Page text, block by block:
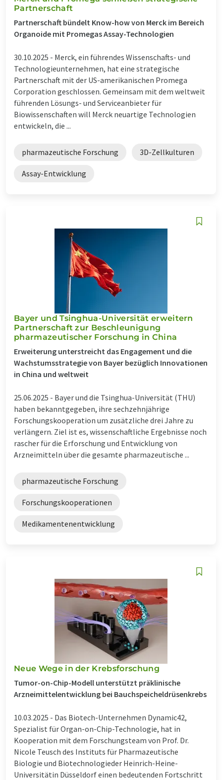
Partnerschaft
Partnerschaft bündelt Know-how von Merck im Bereich
Organoide mit Promegas Assay-Technologien
30.10.2025 - Merck, ein führendes Wissenschafts- und
Technologieunternehmen, hat eine strategische
Partnerschaft mit der US-amerikanischen Promega
Corporation geschlossen. Gemeinsam mit dem weltweit
führenden Lösungs- und Serviceanbieter für
Biowissenschaften will Merck neuartige Technologien
entwickeln, die ...
pharmazeutische Forschung 3D-Zellkulturen
Assay-Entwicklung
Bayer und Tsinghua-Universität erweitern
Partnerschaft zur Beschleunigung
pharmazeutischer Forschung in China
Erweiterung unterstreicht das Engagement und die
Wachstumsstrategie von Bayer bezüglich Innovationen
in China und weltweit
25.06.2025 - Bayer und die Tsinghua-Universität (THU)
haben bekanntgegeben, ihre sechzehnjährige
Forschungskooperation um zusätzliche drei Jahre zu
verlängern. Ziel ist es, wissenschaftliche Ergebnisse noch
rascher für die Erforschung und Entwicklung von
Arzneimitteln über die gesamte pharmazeutische ...
pharmazeutische Forschung
Forschungskooperationen
Medikamentenentwicklung
Neue Wege in der Krebsforschung
Tumor-on-Chip-Modell unterstützt präklinische
Arzneimittelentwicklung bei Bauchspeicheldrüsenkrebs
10.03.2025 - Das Biotech-Unternehmen Dynamic42,
Spezialist für Organ-on-Chip-Technologie, hat in
Kooperation mit dem Forschungsteam von Prof. Dr.
Nicole Teusch des Instituts für Pharmazeutische
Biologie und Biotechnologieder Heinrich-Heine-
Universitätin Düsseldorf einen bedeutenden Fortschritt